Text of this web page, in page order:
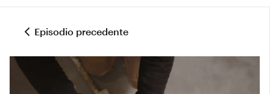
Episodio precedente